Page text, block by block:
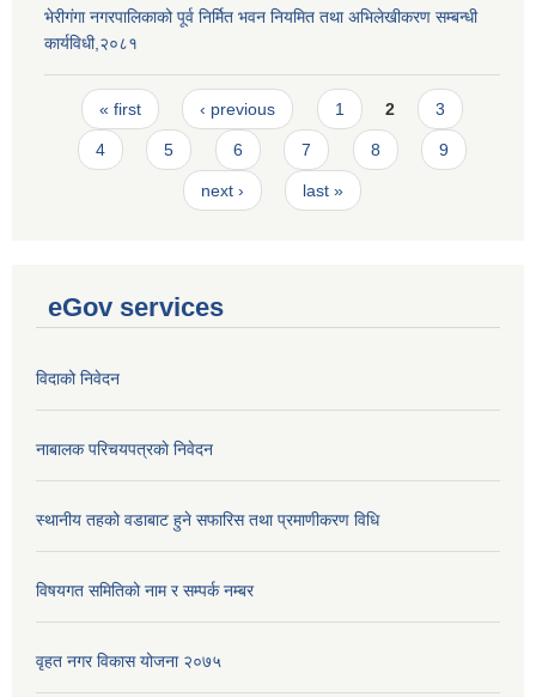
भेरीगंगा नगरपालिकाको पूर्व निर्मित भवन नियमित तथा अभिलेखीकरण सम्बन्धी
कार्यविधी,२०८१
Pages
« first ‹ previous 1 2 3
4 5 6 7 8 9
next › last »
eGov services
विदाको निवेदन
नाबालक परिचयपत्रकाे निवेदन
स्थानीय तहको वडाबाट हुने सफारिस तथा प्रमाणीकरण विधि
विषयगत समितिको नाम र सम्पर्क नम्बर
वृहत नगर विकास योजना २०७५